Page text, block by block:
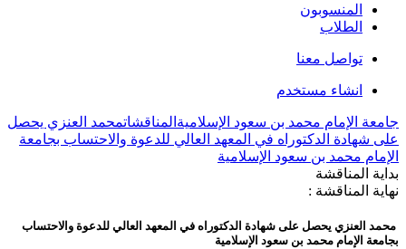
المنسوبون
الطلاب
تواصل معنا
انشاء مستخدم
جامعة الإمام محمد بن سعود الإسلامية المناقشاتمحمد العنزي يحصل
على شهادة الدكتوراه في المعهد العالي للدعوة والاحتساب بجامعة
الإمام محمد بن سعود الإسلامية
بداية المناقشة
نهاية المناقشة :
محمد العنزي يحصل على شهادة الدكتوراه في المعهد العالي للدعوة والاحتساب
بجامعة الإمام محمد بن سعود الإسلامية